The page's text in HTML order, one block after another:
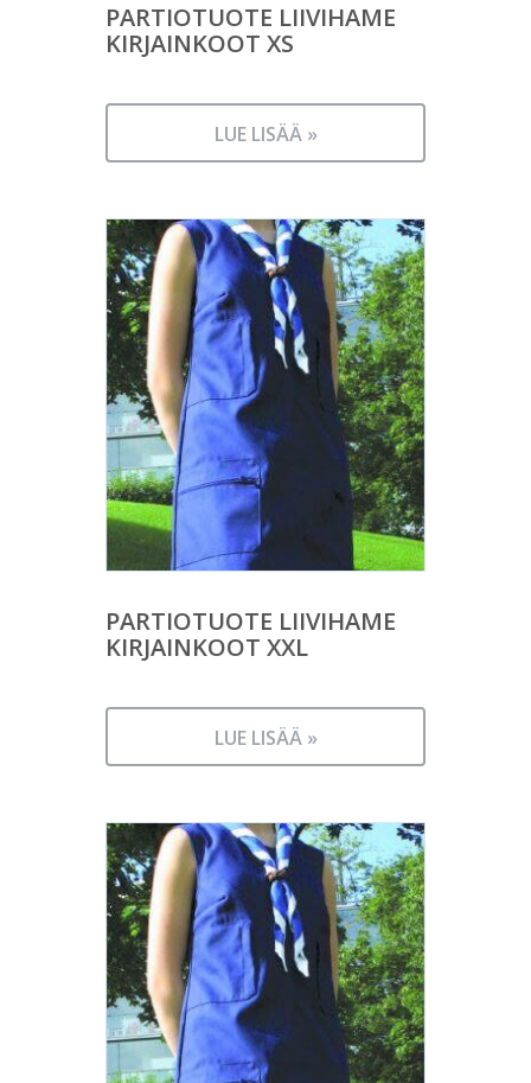
PARTIOTUOTE LIIVIHAME
KIRJAINKOOT XS
LUE LISÄÄ »
PARTIOTUOTE LIIVIHAME
KIRJAINKOOT XXL
LUE LISÄÄ »